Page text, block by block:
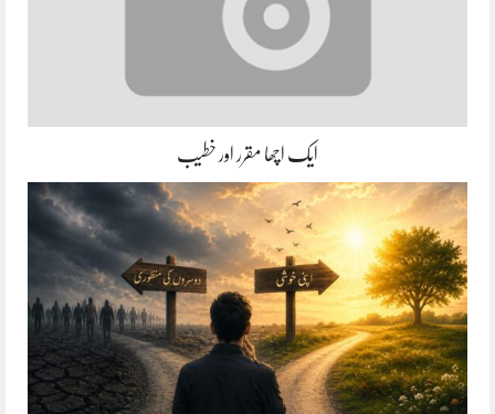
ایک اچھا مقرر اور خطیب